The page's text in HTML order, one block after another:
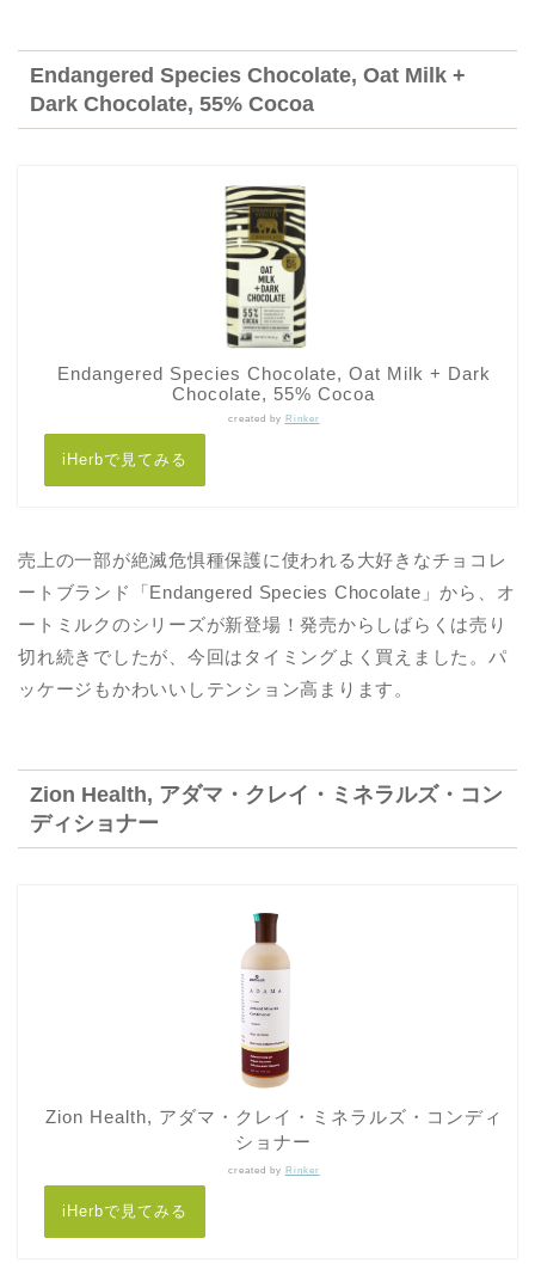
Endangered Species Chocolate, Oat Milk +
Dark Chocolate, 55% Cocoa
Endangered Species Chocolate, Oat Milk + Dark
Chocolate, 55% Cocoa
created by Rinker
iHerbで見てみる
売上の一部が絶滅危惧種保護に使われる大好きなチョコレ
ートブランド「Endangered Species Chocolate」から、オ
ートミルクのシリーズが新登場！発売からしばらくは売り
切れ続きでしたが、今回はタイミングよく買えました。パ
ッケージもかわいいしテンション高まります。
Zion Health, アダマ・クレイ・ミネラルズ・コン
ディショナー
Zion Health, アダマ・クレイ・ミネラルズ・コンディ
ショナー
created by Rinker
iHerbで見てみる